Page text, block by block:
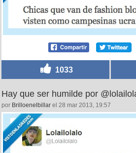
1033
Hay que ser humilde por
por Brilloenelbillar el 28 mar 2013, 19:57